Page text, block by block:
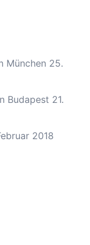
München 25.
Budapest 21.
2018